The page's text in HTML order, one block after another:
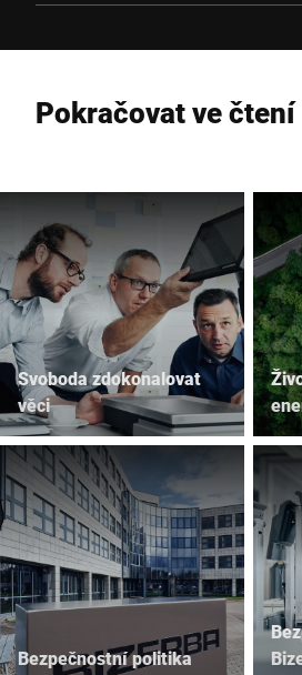
Pokračovat ve čtení
Svoboda zdokonalovat
věci
Bezpečnostní politika